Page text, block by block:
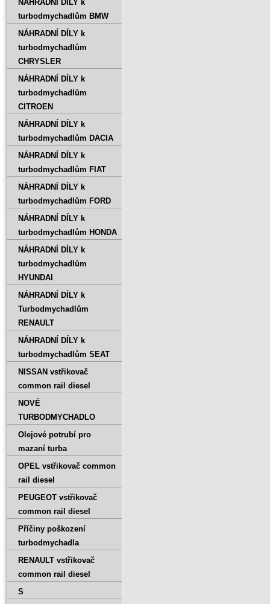
NÁHRADNÍ DÍLY k
turbodmychadlům BMW
NÁHRADNÍ DÍLY k
turbodmychadlům
CHRYSLER
NÁHRADNÍ DÍLY k
turbodmychadlům
CITROEN
NÁHRADNÍ DÍLY k
turbodmychadlům DACIA
NÁHRADNÍ DÍLY k
turbodmychadlům FIAT
NÁHRADNÍ DÍLY k
turbodmychadlům FORD
NÁHRADNÍ DÍLY k
turbodmychadlům HONDA
NÁHRADNÍ DÍLY k
turbodmychadlům
HYUNDAI
NÁHRADNÍ DÍLY k
Turbodmychadlům
RENAULT
NÁHRADNÍ DÍLY k
turbodmychadlům SEAT
NISSAN vstřikovač
common rail diesel
NOVÉ
TURBODMYCHADLO
Olejové potrubí pro
mazaní turba
OPEL vstřikovač common
rail diesel
PEUGEOT vstřikovač
common rail diesel
Příčiny poškození
turbodmychadla
RENAULT vstřikovač
common rail diesel
S